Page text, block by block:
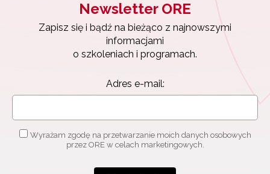
Newsletter ORE
Zapisz się i bądź na bieżąco z najnowszymi
informacjami
o szkoleniach i programach.
Adres e-mail:
Wyrażam zgodę na przetwarzanie moich danych osobowych
przez ORE w celach marketingowych.